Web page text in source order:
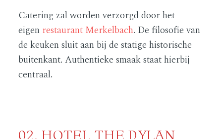
Catering zal worden verzorgd door het
eigen restaurant Merkelbach. De filosofie van
de keuken sluit aan bij de statige historische
buitenkant. Authentieke smaak staat hierbij
centraal.
02. HOTEL THE DYLAN